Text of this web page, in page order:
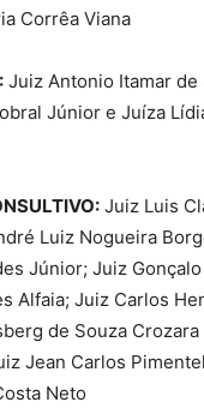
Corrêa Viana
Juiz Antonio Itamar de
Júnior e Juíza
Juiz Luis
Luiz Nogueira
Júnior; Juiz
Alfaia; Juiz Carlos
de Souza Crozara
Jean Carlos
Neto